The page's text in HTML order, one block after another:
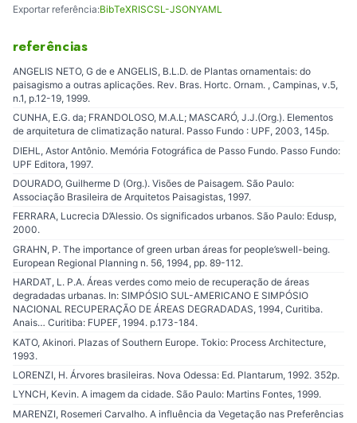
Exportar referência:BibTeXRISCSL-JSONYAML
referências
ANGELIS NETO, G de e ANGELIS, B.L.D. de Plantas ornamentais: do
paisagismo a outras aplicações. Rev. Bras. Hortc. Ornam. , Campinas, v.5,
n.1, p.12-19, 1999.
CUNHA, E.G. da; FRANDOLOSO, M.A.L; MASCARÓ, J.J.(Org.). Elementos
de arquitetura de climatização natural. Passo Fundo : UPF, 2003, 145p.
DIEHL, Astor Antônio. Memória Fotográfica de Passo Fundo. Passo Fundo:
UPF Editora, 1997.
DOURADO, Guilherme D (Org.). Visões de Paisagem. São Paulo:
Associação Brasileira de Arquitetos Paisagistas, 1997.
FERRARA, Lucrecia D’Alessio. Os significados urbanos. São Paulo: Edusp,
2000.
GRAHN, P. The importance of green urban áreas for people’swell-being.
European Regional Planning n. 56, 1994, pp. 89-112.
HARDAT, L. P.A. Áreas verdes como meio de recuperação de áreas
degradadas urbanas. In: SIMPÓSIO SUL-AMERICANO E SIMPÓSIO
NACIONAL RECUPERAÇÃO DE ÁREAS DEGRADADAS, 1994, Curitiba.
Anais… Curitiba: FUPEF, 1994. p.173-184.
KATO, Akinori. Plazas of Southern Europe. Tokio: Process Architecture,
1993.
LORENZI, H. Árvores brasileiras. Nova Odessa: Ed. Plantarum, 1992. 352p.
LYNCH, Kevin. A imagem da cidade. São Paulo: Martins Fontes, 1999.
MARENZI, Rosemeri Carvalho. A influência da Vegetação nas Preferências